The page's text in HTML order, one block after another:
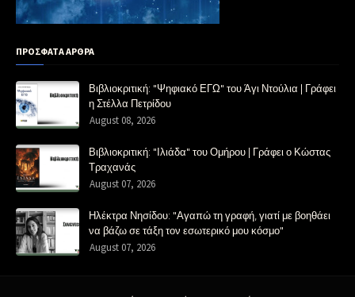
ΠΡΟΣΦΑΤΑ ΑΡΘΡΑ
Βιβλιοκριτική: "Ψηφιακό ΕΓΩ" του Άγι Ντούλια | Γράφει
η Στέλλα Πετρίδου
August 08, 2026
Βιβλιοκριτική: "Ιλιάδα" του Ομήρου | Γράφει ο Κώστας
Τραχανάς
August 07, 2026
Ηλέκτρα Νησίδου: "Αγαπώ τη γραφή, γιατί με βοηθάει
να βάζω σε τάξη τον εσωτερικό μου κόσμο"
August 07, 2026